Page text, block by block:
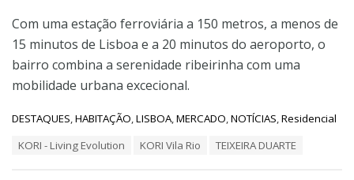
Com uma estação ferroviária a 150 metros, a menos de
15 minutos de Lisboa e a 20 minutos do aeroporto, o
bairro combina a serenidade ribeirinha com uma
mobilidade urbana excecional.
C
DESTAQUES,HABITAÇÃO,LISBOA,MERCADO,NOTÍCIAS,Residencial
KORI - Living Evolution KORI Vila Rio TEIXEIRA DUARTE